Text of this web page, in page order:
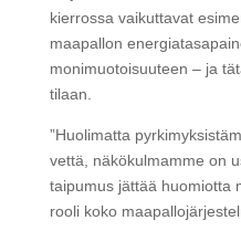
kierrossa vaikuttavat
maapallon
monimuotoisuuteen – ja
tilaan.
”Huolimatta
vettä, näkökulmamme on
taipumus jättää huomiotta
rooli koko